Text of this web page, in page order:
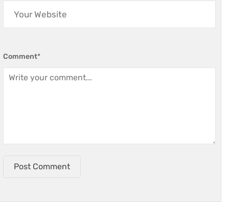
Comment*
Post Comment